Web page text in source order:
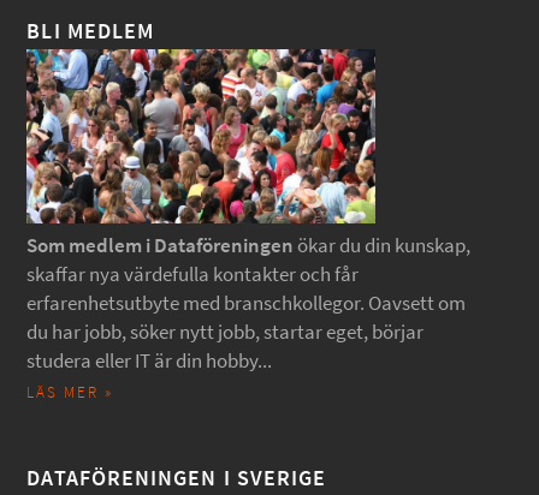
BLI MEDLEM
Som medlem i Dataföreningen ökar du din kunskap,
skaffar nya värdefulla kontakter och får
erfarenhetsutbyte med branschkollegor. Oavsett om
du har jobb, söker nytt jobb, startar eget, börjar
studera eller IT är din hobby...
LÄS MER »
DATAFÖRENINGEN I SVERIGE